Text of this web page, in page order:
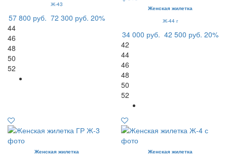
Ж-43
57 800 руб. 72 300 руб. 20%
44
46
48
50
52
Женская жилетка
Ж-44 г
34 000 руб. 42 500 руб. 20%
42
44
46
48
50
52
Женская жилетка
Женская жилетка